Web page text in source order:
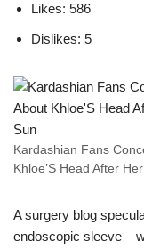
Likes: 586
Dislikes: 5
Kardashian Fans
Khloe’S Head After
A surgery blog
endoscopic sleeve –